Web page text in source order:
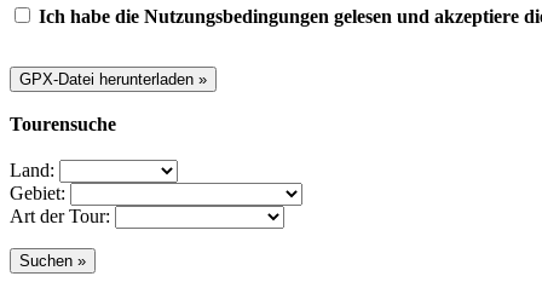
Ich habe die Nutzungsbedingungen gelesen und akzeptiere
Tourensuche
Land:
Gebiet:
Art der Tour: